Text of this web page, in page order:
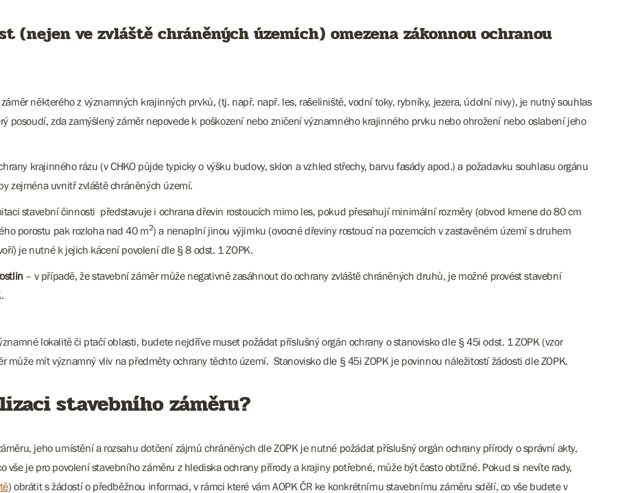
(nejen ve zvláště chráněných územích) omezena zákonnou ochranou
některého z významných krajinných prvků, (tj. např. např. les, rašeliniště, vodní toky, rybníky, jezera, údolní nivy), je nutný souhlas
posoudí, zda zamýšlený záměr nepovede k poškození nebo zničení významného krajinného prvku nebo ohrožení nebo oslabení jeho
krajinného rázu (v CHKO půjde typicky o výšku budovy, sklon a vzhled střechy, barvu fasády apod.) a požadavku souhlasu orgánu
zejména uvnitř zvláště chráněných území.
stavební činnosti představuje i ochrana dřevin rostoucích mimo les, pokud přesahují minimální rozměry (obvod kmene do 80 cm
porostu pak rozloha nad 40 m2) a nenaplní jinou výjimku (ovocné dřeviny rostoucí na pozemcích v zastavěném území s druhem
je nutné k jejich kácení povolení dle § 8 odst. 1 ZOPK.
– v případě, že stavební záměr může negativně zasáhnout do ochrany zvláště chráněných druhů, je možné provést stavební
lokalitě či ptačí oblasti, budete nejdříve muset požádat příslušný orgán ochrany o stanovisko dle § 45i odst. 1 ZOPK (vzor
může mít významný vliv na předměty ochrany těchto území. Stanovisko dle § 45i ZOPK je povinnou náležitostí žádosti dle ZOPK.
stavebního záměru?
jeho umístění a rozsahu dotčení zájmů chráněných dle ZOPK je nutné požádat příslušný orgán ochrany přírody o správní akty,
vše je pro povolení stavebního záměru z hlediska ochrany přírody a krajiny potřebné, může být často obtížné. Pokud si nevíte rady,
) obrátit s žádostí o předběžnou informaci, v rámci které vám AOPK ČR ke konkrétnímu stavebnímu záměru sdělí, co vše budete v